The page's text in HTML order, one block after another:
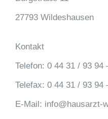
27793 Wildeshausen
Kontakt
Telefon: 0 44 31 / 93 94
Telefax: 0 44 31 / 93 94
E-Mail: info@hausarzt-